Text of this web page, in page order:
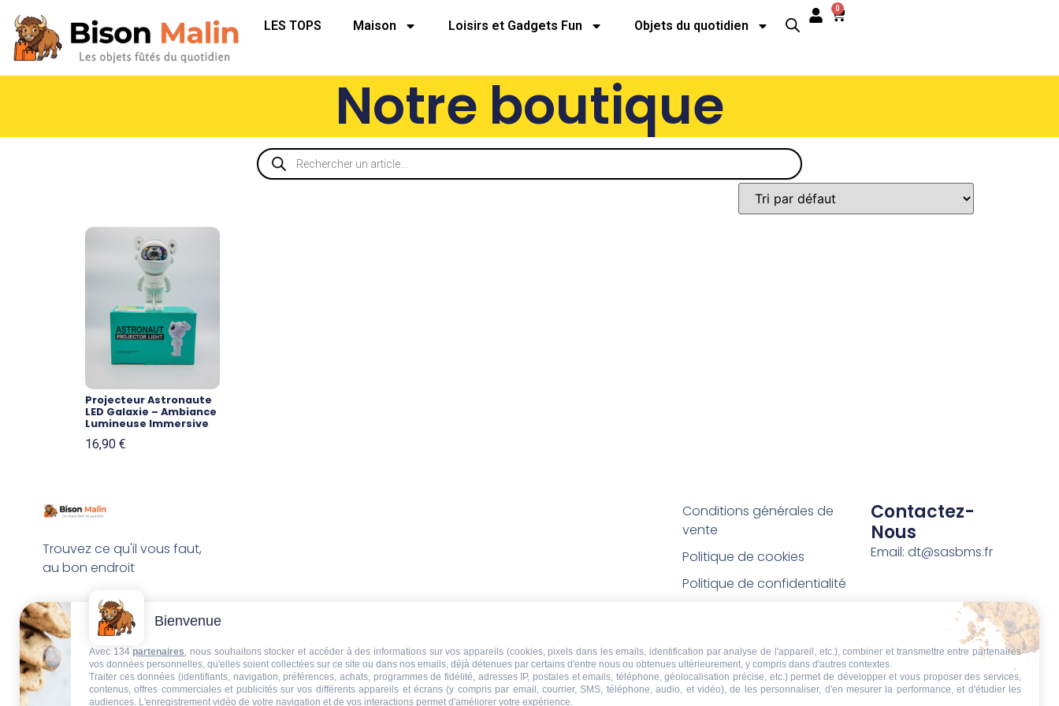
LES TOPS Maison Loisirs et Gadgets Fun Objets du quotidien
0
Notre boutique
Projecteur Astronaute
LED Galaxie – Ambiance
Lumineuse Immersive
16,90 €
Trouvez ce qu'il vous faut,
au bon endroit
Conditions générales de
vente
Politique de cookies
Politique de confidentialité
remboursement
Droit de rétractation
Contactez-
Nous
Email: dt@sasbms.fr
Bienvenue
Avec 134 partenaires, nous souhaitons stocker et accéder à des informations sur vos appareils (cookies, pixels dans les emails, identification par analyse de l'appareil, etc.), combiner et transmettre entre partenaires
vos données personnelles, qu'elles soient collectées sur ce site ou dans nos emails, déjà détenues par certains d'entre nous ou obtenues ultérieurement, y compris dans d'autres contextes.
Traiter ces données (identifiants, navigation, préférences, achats, programmes de fidélité, adresses IP, postales et emails, téléphone, géolocalisation précise, etc.) permet de développer et vous proposer des services,
contenus, offres commerciales et publicités sur vos différents appareils et écrans (y compris par email, courrier, SMS, téléphone, audio, et vidéo), de les personnaliser, d'en mesurer la performance, et d'étudier les
audiences. L'enregistrement vidéo de votre navigation et de vos interactions permet d'améliorer votre expérience.